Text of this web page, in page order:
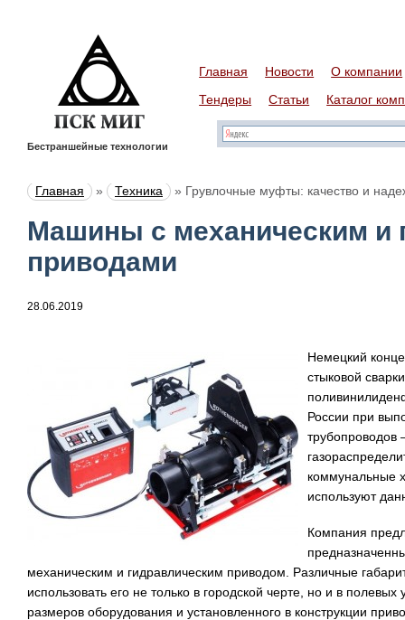
Бестраншейные технологии
Главная Новости
О компании
Тендеры
Статьи Каталог
Главная » Техника » Грувлочные муфты: качество и
Машины с механическим и
приводами
28.06.2019
Немецкий
стыковой
России при
трубопроводов
коммунальные
используют
Компания
механическим и гидравлическим приводом. Различные
использовать его не только в городской черте, но и в
размеров оборудования и установленного в конструкции